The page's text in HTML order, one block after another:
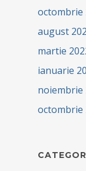
octombrie
august
martie
ianuarie
noiembrie
octombrie